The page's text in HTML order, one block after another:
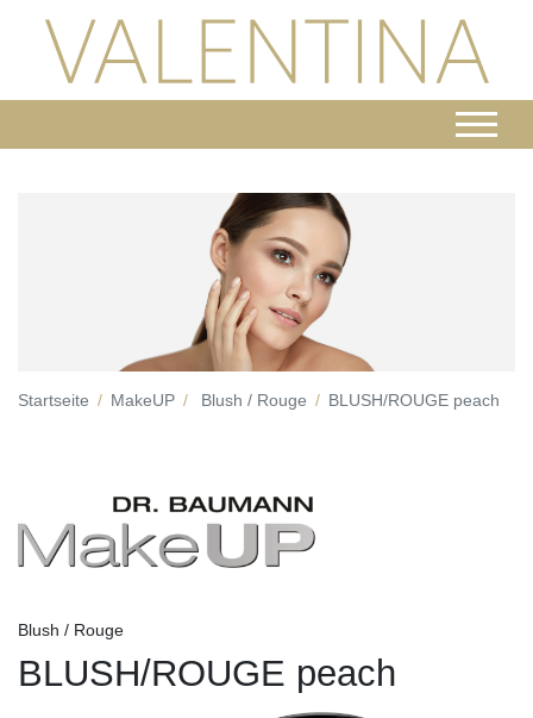
Startseite MakeUP Blush / Rouge BLUSH/ROUGE peach
Blush / Rouge
BLUSH/ROUGE peach